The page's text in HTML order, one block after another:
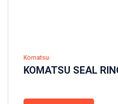
Komatsu
KOMATSU SEAL